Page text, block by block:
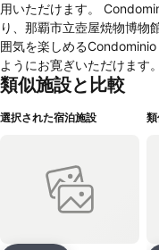
用いただけます。
り、那覇市立壺屋焼物博物
囲気を楽しめる
ようにお寛ぎいただけます
Vicolo」がございます。ま
ラ」があります。 客室はツ
ー、アロマディフューザー
濯機、乾燥機などが完備さ
施しています。
類似施設と比較
選択された宿泊施設